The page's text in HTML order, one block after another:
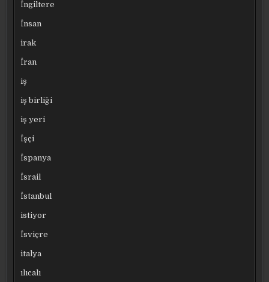
İngiltere
İnsan
irak
İran
iş
iş birliği
iş yeri
İşçi
İspanya
İsrail
İstanbul
istiyor
İsviçre
italya
ılıcalı